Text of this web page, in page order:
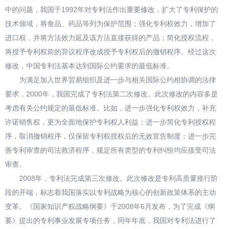
中的问题，我国于1992年对专利法作出重要修改，扩大了专利保护的
技术领域，将食品、药品等列为保护范围；强化专利权效力，增加了
进口权，并将方法效力延及该方法直接获得的产品；简化授权流程，
将授予专利权前的异议程序改成授予专利权后的撤销程序。经过这次
修改，中国专利法基本达到国际公约要求的最低标准。
为满足加入世界贸易组织及进一步与相关国际公约相协调的法律
要求，2000年，我国完成了专利法第二次修改。此次修改的内容多是
考虑有关公约规定的最低标准。比如，进一步强化专利权效力，补充
许诺销售权，更为全面地保护专利权人利益；进一步简化专利授权程
序，取消撤销程序，仅保留专利权授权后的无效宣告制度；进一步完
善专利审查的司法救济程序，规定所有类型的专利纠纷均应接受司法
审查。
2008年，专利法完成第三次修改。此次修改是专利高质量推行阶
段的开端，标志着我国落实以专利战略为核心的创新政策体系的主动
变革。《国家知识产权战略纲要》于2008年6月发布，为了完成《纲
要》提出的专利事业发展专项任务，同年年底，我国对专利法进行了